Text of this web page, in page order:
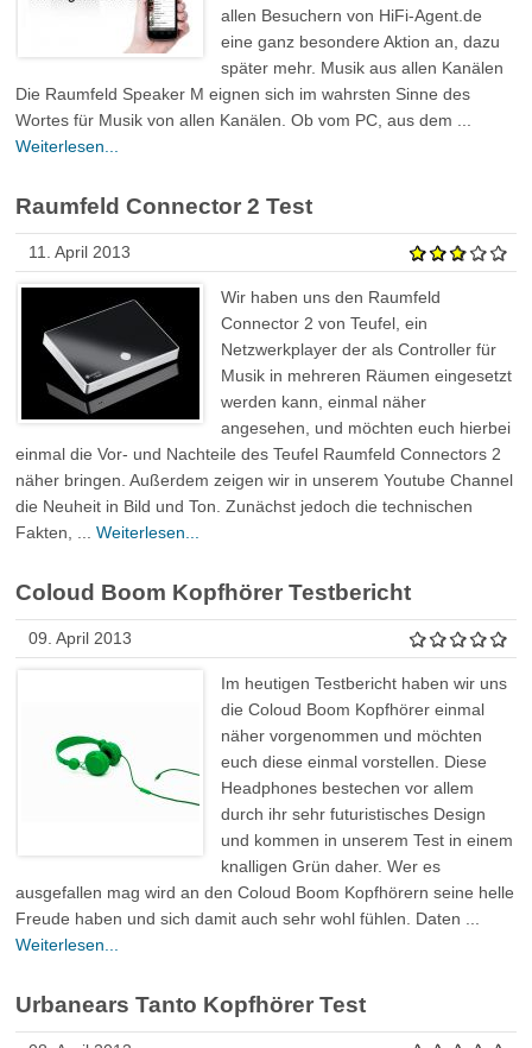
allen Besuchern von HiFi-Agent.de
eine ganz besondere Aktion an, dazu
später mehr. Musik aus allen Kanälen
Die Raumfeld Speaker M eignen sich im wahrsten Sinne des
Wortes für Musik von allen Kanälen. Ob vom PC, aus dem ...
Weiterlesen...
Raumfeld Connector 2 Test
11. April 2013
Wir haben uns den Raumfeld
Connector 2 von Teufel, ein
Netzwerkplayer der als Controller für
Musik in mehreren Räumen eingesetzt
werden kann, einmal näher
angesehen, und möchten euch hierbei
einmal die Vor- und Nachteile des Teufel Raumfeld Connectors 2
näher bringen. Außerdem zeigen wir in unserem Youtube Channel
die Neuheit in Bild und Ton. Zunächst jedoch die technischen
Fakten, ...Weiterlesen...
Coloud Boom Kopfhörer Testbericht
09. April 2013
Im heutigen Testbericht haben wir uns
die Coloud Boom Kopfhörer einmal
näher vorgenommen und möchten
euch diese einmal vorstellen. Diese
Headphones bestechen vor allem
durch ihr sehr futuristisches Design
und kommen in unserem Test in einem
knalligen Grün daher. Wer es
ausgefallen mag wird an den Coloud Boom Kopfhörern seine helle
Freude haben und sich damit auch sehr wohl fühlen. Daten ...
Weiterlesen...
Urbanears Tanto Kopfhörer Test